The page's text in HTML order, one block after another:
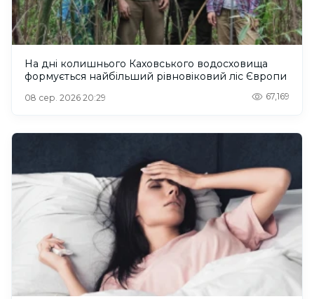
На дні колишнього Каховського водосховища
формується найбільший рівновіковий ліс Європи
08 сер. 2026 20:29 67,169